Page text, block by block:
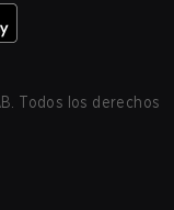
Todos los derechos